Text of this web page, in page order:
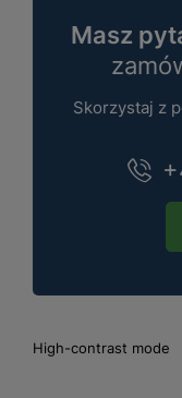
Masz
Skorzystaj z
High-contrast mode